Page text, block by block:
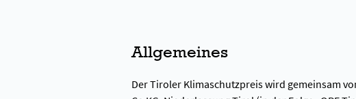
Allgemeines
Der Tiroler Klimaschutzpreis wird gemeinsam